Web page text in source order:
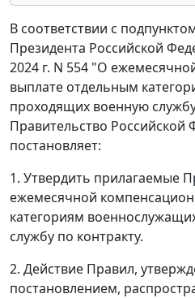
В соответствии с
Президента Российской
2024 г. N 554 "О
выплате отдельным
проходящих военную
Правительство Российской
постановляет:
1. Утвердить прилагаемые
ежемесячной
категориям
службу по контракту.
2. Действие Правил,
постановлением,